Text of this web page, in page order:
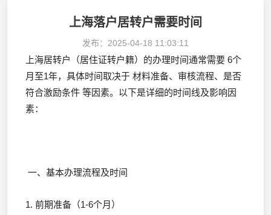
上海落户居转户需要时间
发布： 2025-04-18 11:03:11
上海居转户（居住证转户籍）的办理时间通常需要 6个
月至1年，具体时间取决于 材料准备、审核流程、是否
符合激励条件 等因素。以下是详细的时间线及影响因
素：
一、基本办理流程及时间
1. 前期准备（1-6个月）